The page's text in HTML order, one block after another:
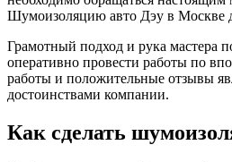
Шумоизоляцию авто Дэу в Москве
Грамотный подход и рука мастера
оперативно провести работы по
работы и положительные отзывы
достоинствами компании.
Как сделать